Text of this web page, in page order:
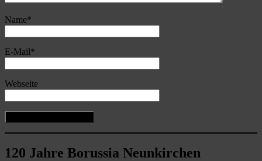
Name*
E-Mail*
Webseite
120 Jahre Borussia Neunkirchen